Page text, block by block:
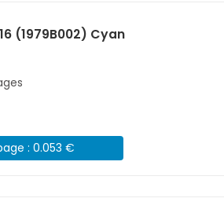
(1979B002) Cyan
: 0.053 €